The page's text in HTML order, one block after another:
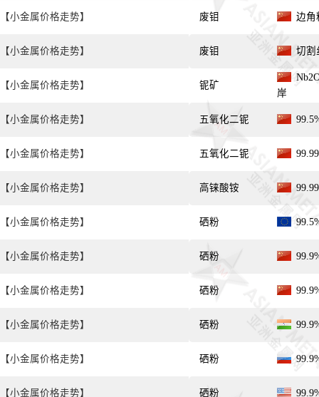
【小金属价格走势】
【小金属价格走势】
【小金属价格走势】
【小金属价格走势】
【小金属价格走势】
【小金属价格走势】
【小金属价格走势】
【小金属价格走势】
【小金属价格走势】
【小金属价格走势】
【小金属价格走势】
【小金属价格走势】
废钼 边角
废钼 切割
铌矿
岸
五氧化二铌
五氧化二铌
高铼酸铵
硒粉
硒粉
硒粉
硒粉
硒粉
硒粉